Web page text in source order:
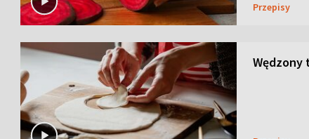
Przepisy
Wędzony